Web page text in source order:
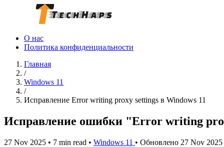
О нас
Политика конфиденциальности
Главная
/
Windows 11
/
Исправление Error writing proxy settings в Windows 11
Исправление ошибки "Error writing
27 Nov 2025 • 7 min read • Windows 11 • Обновлено 27 Nov 2025